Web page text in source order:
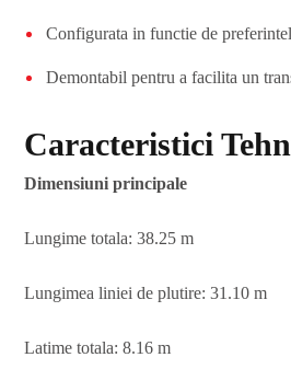
Configurata in functie de
Demontabil pentru a facilita un
Caracteristici
Dimensiuni principale
Lungime totala: 38.25 m
Lungimea liniei de plutire: 31.10 m
Latime totala: 8.16 m